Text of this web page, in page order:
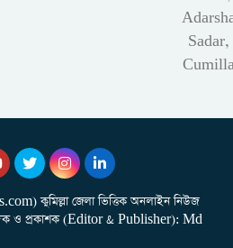
Sadar,
কুমিল্লা জেলা ভিত্তিক অনলাইন নিউজ
ও প্রকাশক (Editor & Publisher): Md